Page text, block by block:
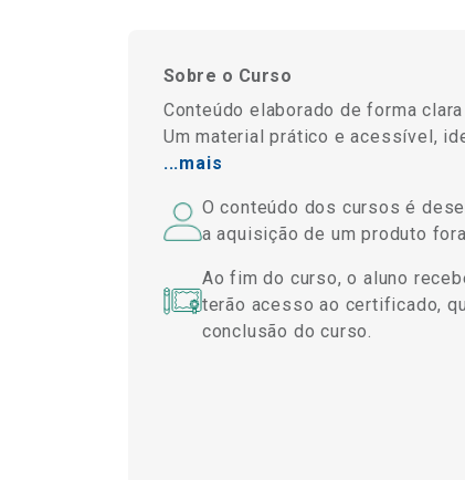
Sobre o Curso
Conteúdo elaborado de forma
Um material prático e acessível,
...mais
O conteúdo dos cursos é
a aquisição de um produto
Ao fim do curso, o aluno
terão acesso ao certificado,
conclusão do curso.